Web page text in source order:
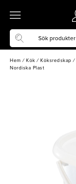
Hem / Kök / Köksredskap /
Nordiska Plast